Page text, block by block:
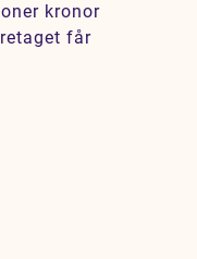
kronor
får